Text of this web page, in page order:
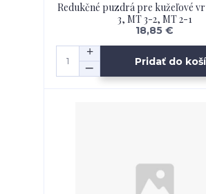
Redukčné puzdrá pre kužeľové
3, MT 3-2, MT 2-1
18,85 €
Pridať do